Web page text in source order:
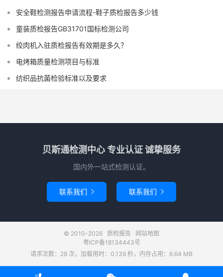
安全鞋检测报告申请流程-鞋子质检报告多少钱
童装质检报告GB31701国标检测公司
绞肉机入驻质检报告有效期是多久？
电烤箱质量检测项目与标准
纺织品抗菌检验标准以及要求
贝斯通检测中心 专业认证 诚挚服务
国内外一站式检测认证。
联系我们  联系我们 
© 2010-2026 质检报告
网站地图
粤ICP备18134443号
请求次数：28 次，加载用时：0.139 秒，内存占用：6.64 MB